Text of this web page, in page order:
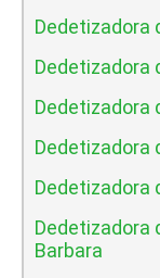
Dedetizadora
Dedetizadora
Dedetizadora
Dedetizadora
Dedetizadora
Dedetizadora
Barbara